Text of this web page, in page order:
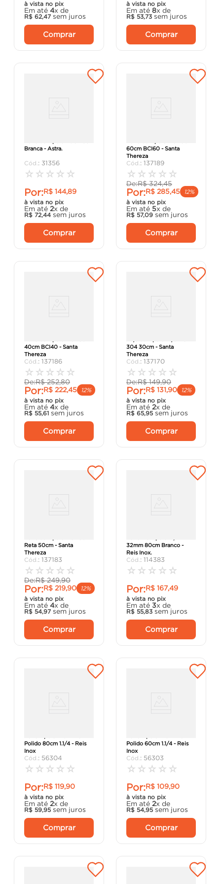
à vista no pix
Em até 4x de
R$ 62,47 sem juros
Comprar
à vista no pix
Em até 8x de
R$ 53,73 sem juros
Comprar
Branca - Astra.
: 31356
☆ ☆ ☆ ☆ ☆
Por:R$ 144,89
à vista no pix
Em até 2x de
R$ 72,44 sem juros
Comprar
60cm BCI60 - Santa
Thereza
: 137189
☆ ☆ ☆ ☆ ☆
De:R$ 324,45
Por:R$ 285,45
12%
à vista no pix
Em até 5x de
R$ 57,09 sem juros
Comprar
40cm BCI40 - Santa
Thereza
: 137186
☆ ☆ ☆ ☆ ☆
De:R$ 252,80
Por:R$ 222,45
12%
à vista no pix
Em até 4x de
R$ 55,61 sem juros
Comprar
304 30cm - Santa
Thereza
: 137170
☆ ☆ ☆ ☆ ☆
De:R$ 149,90
Por:R$ 131,90
12%
à vista no pix
Em até 2x de
R$ 65,95 sem juros
Comprar
Reta 50cm - Santa
Thereza
: 137183
☆ ☆ ☆ ☆ ☆
De:R$ 249,90
Por:R$ 219,90
12%
à vista no pix
Em até 4x de
R$ 54,97 sem juros
Comprar
32mm 80cm Branco -
Reis Inox.
: 114383
☆ ☆ ☆ ☆ ☆
Por:R$ 167,49
à vista no pix
Em até 3x de
R$ 55,83 sem juros
Comprar
Polido 80cm 1.1/4 - Reis
Inox
: 56304
☆ ☆ ☆ ☆ ☆
Por:R$ 119,90
à vista no pix
Em até 2x de
R$ 59,95 sem juros
Comprar
Polido 60cm 1.1/4 - Reis
Inox
: 56303
☆ ☆ ☆ ☆ ☆
Por:R$ 109,90
à vista no pix
Em até 2x de
R$ 54,95 sem juros
Comprar